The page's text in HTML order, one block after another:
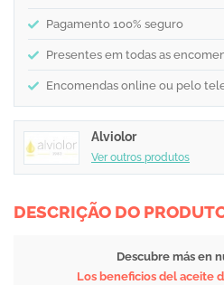
Pagamento 100% seguro
Presentes em todas as
Encomendas online ou pelo
Alviolor
Ver outros produtos
DESCRIÇÃO DO
Descubre más en
Los beneficios del aceite